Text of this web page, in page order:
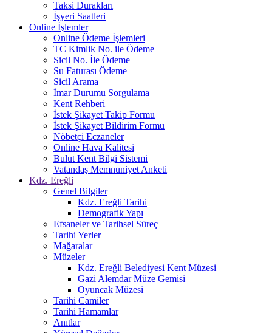
Taksi Durakları
İşyeri Saatleri
Online İşlemler
Online Ödeme İşlemleri
TC Kimlik No. ile Ödeme
Sicil No. İle Ödeme
Su Faturası Ödeme
Sicil Arama
İmar Durumu Sorgulama
Kent Rehberi
İstek Şikayet Takip Formu
İstek Şikayet Bildirim Formu
Nöbetçi Eczaneler
Online Hava Kalitesi
Bulut Kent Bilgi Sistemi
Vatandaş Memnuniyet Anketi
Kdz. Ereğli
Genel Bilgiler
Kdz. Ereğli Tarihi
Demografik Yapı
Efsaneler ve Tarihsel Süreç
Tarihi Yerler
Mağaralar
Müzeler
Kdz. Ereğli Belediyesi Kent Müzesi
Gazi Alemdar Müze Gemisi
Oyuncak Müzesi
Tarihi Camiler
Tarihi Hamamlar
Anıtlar